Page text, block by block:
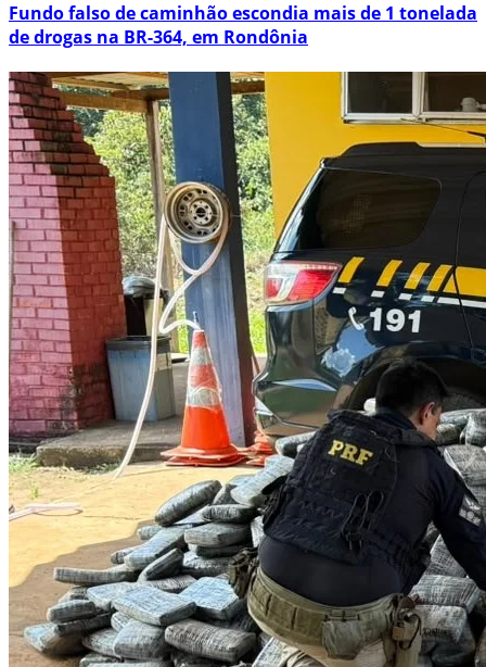
Fundo falso de caminhão escondia mais de 1 tonelada
de drogas na BR-364, em Rondônia